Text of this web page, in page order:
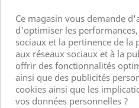
BOUNTY HI
Mars -
 AJOUTER
Ce magasin vous demande
d'optimiser les
sociaux et la pertinence de la
aux réseaux sociaux et à la
offrir des fonctionnalités
ainsi que des publicités
cookies ainsi que les
vos données personnelles ?